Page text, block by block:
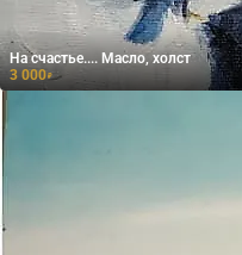
На счастье.... Масло, холст
3 000₽